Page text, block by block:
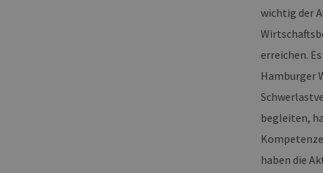
wichtig der
erreichen.
Hamburger
begleiten,
haben die